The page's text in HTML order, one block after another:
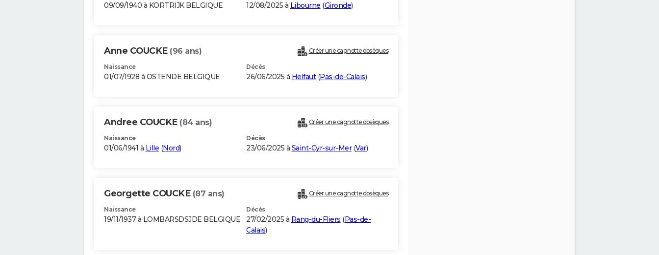
09/09/1940 à KORTRIJK BELGIQUE 12/08/2025 à Libourne (Gironde)
Anne COUCKE (96 ans) Créer une cagnotte obsèques
Naissance
01/07/1928 à OSTENDE BELGIQUE
Décès
26/06/2025 à Helfaut(Pas-de-Calais)
Andree COUCKE (84 ans) Créer une cagnotte obsèques
Naissance
01/06/1941 à Lille (Nord)
Décès
23/06/2025 à Saint-Cyr-sur-Mer(Var)
Georgette COUCKE (87 ans) Créer une cagnotte obsèques
Naissance
19/11/1937 à LOMBARSDSJDE BELGIQUE
Décès
27/02/2025 à Rang-du-Fliers (Pas-de-
Calais)